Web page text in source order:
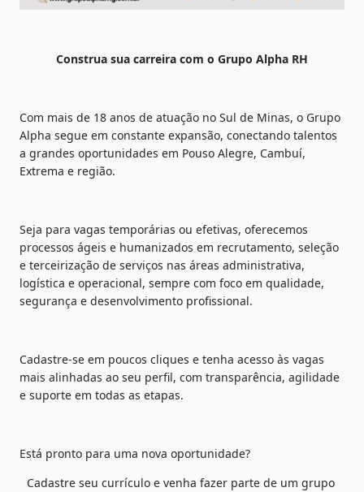
Construa sua carreira com o Grupo Alpha RH
Com mais de 18 anos de atuação no Sul de Minas, o Grupo
Alpha segue em constante expansão, conectando talentos
a grandes oportunidades em Pouso Alegre, Cambuí,
Extrema e região.
Seja para vagas temporárias ou efetivas, oferecemos
processos ágeis e humanizados em recrutamento, seleção
e terceirização de serviços nas áreas administrativa,
logística e operacional, sempre com foco em qualidade,
segurança e desenvolvimento profissional.
Cadastre-se em poucos cliques e tenha acesso às vagas
mais alinhadas ao seu perfil, com transparência, agilidade
e suporte em todas as etapas.
Está pronto para uma nova oportunidade?
Cadastre seu currículo e venha fazer parte de um grupo